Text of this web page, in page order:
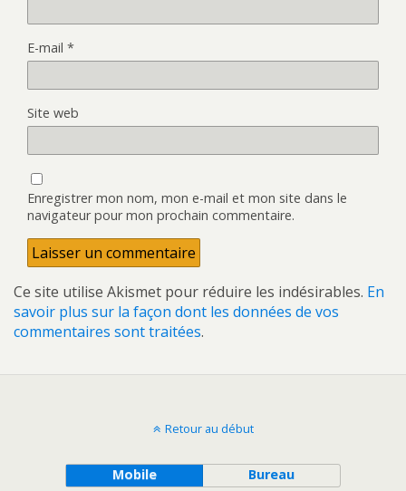
E-mail *
Site web
Enregistrer mon nom, mon e-mail et mon site dans le
navigateur pour mon prochain commentaire.
Ce site utilise Akismet pour réduire les indésirables. En
savoir plus sur la façon dont les données de vos
commentaires sont traitées.
Retour au début
Mobile Bureau